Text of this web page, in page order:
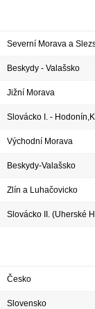
Severní Morava a
Beskydy - Valašsko
Jižní Morava
Slovácko I. -
Východní Morava
Beskydy-Valašsko
Zlín a Luhačovicko
Slovácko II. (Uherské
Česko
Slovensko